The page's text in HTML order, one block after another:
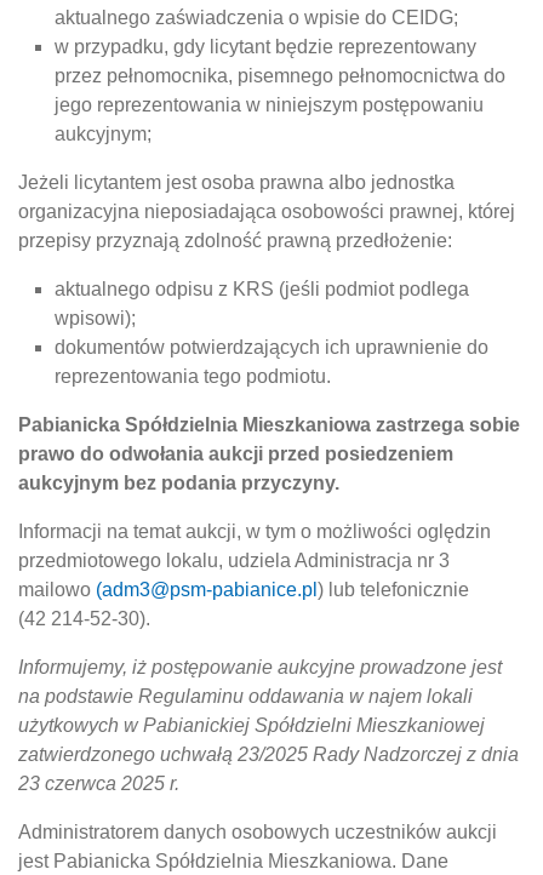
aktualnego zaświadczenia o wpisie do CEIDG;
w przypadku, gdy licytant będzie reprezentowany
przez pełnomocnika, pisemnego pełnomocnictwa do
jego reprezentowania w niniejszym postępowaniu
aukcyjnym;
Jeżeli licytantem jest osoba prawna albo jednostka
organizacyjna nieposiadająca osobowości prawnej, której
przepisy przyznają zdolność prawną przedłożenie:
aktualnego odpisu z KRS (jeśli podmiot podlega
wpisowi);
dokumentów potwierdzających ich uprawnienie do
reprezentowania tego podmiotu.
Pabianicka Spółdzielnia Mieszkaniowa zastrzega sobie
prawo do odwołania aukcji przed posiedzeniem
aukcyjnym bez podania przyczyny.
Informacji na temat aukcji, w tym o możliwości oględzin
przedmiotowego lokalu, udziela Administracja nr 3
mailowo (adm3@psm-pabianice.pl ) lub telefonicznie
(42 214-52-30).
Informujemy, iż postępowanie aukcyjne prowadzone jest
na podstawie Regulaminu oddawania w najem lokali
użytkowych w Pabianickiej Spółdzielni Mieszkaniowej
zatwierdzonego uchwałą 23/2025 Rady Nadzorczej z dnia
23 czerwca 2025 r.
Administratorem danych osobowych uczestników aukcji
jest Pabianicka Spółdzielnia Mieszkaniowa. Dane